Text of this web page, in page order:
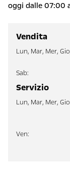
oggi dalle 07:00
Vendita
Lun, Mar, Mer, Gio
Sab:
Servizio
Lun, Mar, Mer, Gio
Ven: